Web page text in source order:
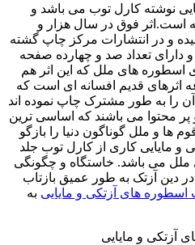
نوشته کارل توب می باشد و
فوق در سال هزار و
و در انتشارات مرکز چاپ گشته
دارای تعداد صد و چهارده صفحه
های ملل که این اثر هم
اثرهای قدیم افسانه ای است که
آن را به طور مشترک چاپ نموده اند
پر محتوا می باشند که اساسی ترین
ها و ملل گوناگون دنیا را بازگو
و مایایی کاری از کارل توب جلد
می باشد. خاستگاه و چگونگی
دین آزتک به طور عمیق بازتاب
اسطوره های آزتکی و مایایی به